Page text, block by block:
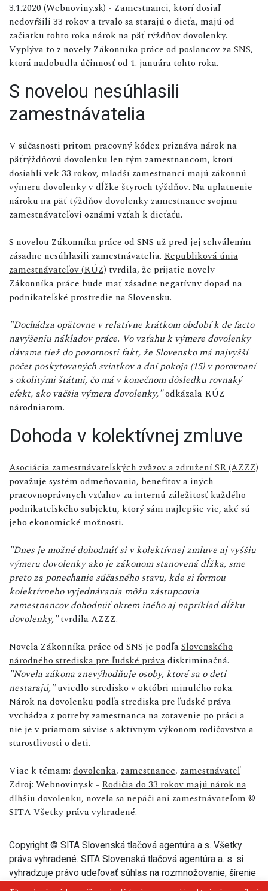
3.1.2020 (Webnoviny.sk) - Zamestnanci, ktorí dosiaľ
nedovŕšili 33 rokov a trvalo sa starajú o dieťa, majú od
začiatku tohto roka nárok na päť týždňov dovolenky.
Vyplýva to z novely Zákonníka práce od poslancov zaSNS,
ktorá nadobudla účinnosť od 1. januára tohto roka.
S novelou nesúhlasili
zamestnávatelia
V súčasnosti pritom pracovný kódex priznáva nárok na
päťtýždňovú dovolenku len tým zamestnancom, ktorí
dosiahli vek 33 rokov, mladší zamestnanci majú zákonnú
výmeru dovolenky v dĺžke štyroch týždňov. Na uplatnenie
nároku na päť týždňov dovolenky zamestnanec svojmu
zamestnávateľovi oznámi vzťah k dieťaťu.
S novelou Zákonníka práce od SNS už pred jej schválením
zásadne nesúhlasili zamestnávatelia. Republiková únia
zamestnávateľov (RÚZ)tvrdila, že prijatie novely
Zákonníka práce bude mať zásadne negatívny dopad na
podnikateľské prostredie na Slovensku.
"Dochádza opätovne v relatívne krátkom období k de facto
navýšeniu nákladov práce. Vo vzťahu k výmere dovolenky
dávame tiež do pozornosti fakt, že Slovensko má najvyšší
počet poskytovaných sviatkov a dní pokoja (15) v porovnaní
s okolitými štátmi, čo má v konečnom dôsledku rovnaký
efekt, ako väčšia výmera dovolenky,"odkázala RÚZ
národniarom.
Dohoda v kolektívnej zmluve
Asociácia zamestnávateľských zväzov a združení SR (AZZZ)
považuje systém odmeňovania, benefitov a iných
pracovnoprávnych vzťahov za internú záležitosť každého
podnikateľského subjektu, ktorý sám najlepšie vie, aké sú
jeho ekonomické možnosti.
"Dnes je možné dohodnúť si v kolektívnej zmluve aj vyššiu
výmeru dovolenky ako je zákonom stanovená dĺžka, sme
preto za ponechanie súčasného stavu, kde si formou
kolektívneho vyjednávania môžu zástupcovia
zamestnancov dohodnúť okrem iného aj napríklad dĺžku
dovolenky,"tvrdila AZZZ.
Novela Zákonníka práce od SNS je podľaSlovenského
národného strediska pre ľudské právadiskriminačná.
"Novela zákona znevýhodňuje osoby, ktoré sa o deti
nestarajú,"uviedlo stredisko v októbri minulého roka.
Nárok na dovolenku podľa strediska pre ľudské práva
vychádza z potreby zamestnanca na zotavenie po práci a
nie je v priamom súvise s aktívnym výkonom rodičovstva a
starostlivosti o deti.
Viac k témam: dovolenka, zamestnanec, zamestnávateľ
Zdroj: Webnoviny.sk - Rodičia do 33 rokov majú nárok na
dlhšiu dovolenku, novela sa nepáči ani zamestnávateľom©
SITA Všetky práva vyhradené.
Copyright © SITA Slovenská tlačová agentúra a.s. Všetky
práva vyhradené. SITA Slovenská tlačová agentúra a. s. si
vyhradzuje právo udeľovať súhlas na rozmnožovanie, šírenie
a na verejný prenos tohto článku a jeho častí.